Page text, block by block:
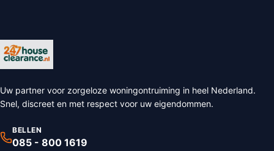
Uw partner voor zorgeloze woningontruiming in heel Nederland.
Snel, discreet en met respect voor uw eigendommen.
BELLEN
085 - 800 1619